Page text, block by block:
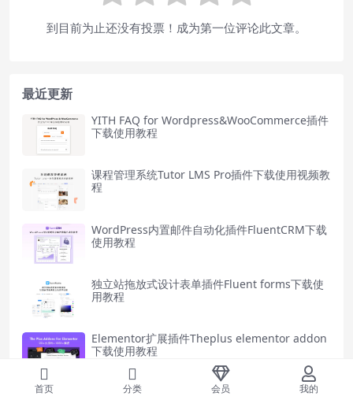
到目前为止还没有投票！成为第一位评论此文章。
最近更新
YITH FAQ for Wordpress&WooCommerce插件
下载使用教程
课程管理系统Tutor LMS Pro插件下载使用视频教
程
WordPress内置邮件自动化插件FluentCRM下载
使用教程
独立站拖放式设计表单插件Fluent forms下载使
用教程
Elementor扩展插件Theplus elementor addon
下载使用教程
独立站幻灯片插件Smart Slider3下载安装使用视
首页 分类 会员 我的